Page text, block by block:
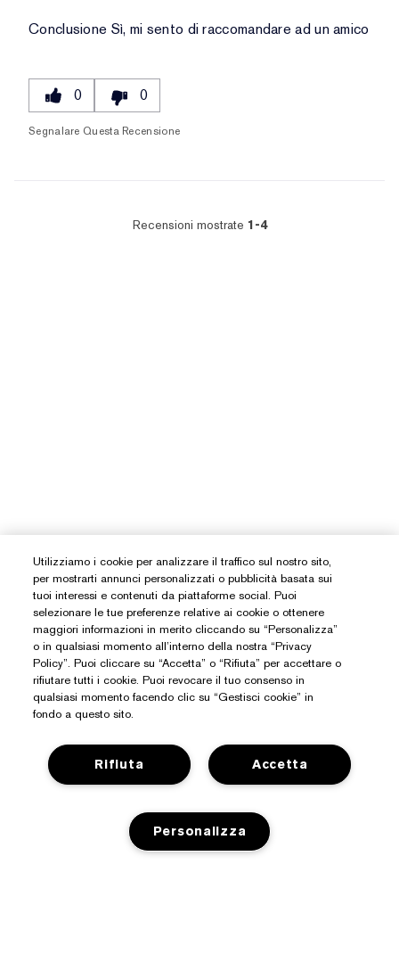
Conclusione Sì, mi sento di raccomandare ad un amico
0 0
Segnalare Questa Recensione
Recensioni mostrate 1-4
Hai Bisogno Di Aiuto?
Informazioni Su Estée Lauder
Utilizziamo i cookie per analizzare il traffico sul nostro sito,
per mostrarti annunci personalizzati o pubblicità basata sui
tuoi interessi e contenuti da piattaforme social. Puoi
selezionare le tue preferenze relative ai cookie o ottenere
maggiori informazioni in merito cliccando su “Personalizza”
o in qualsiasi momento all’interno della nostra “Privacy
Policy”. Puoi cliccare su “Accetta” o “Rifiuta” per accettare o
rifiutare tutti i cookie. Puoi revocare il tuo consenso in
qualsiasi momento facendo clic su “Gestisci cookie” in
fondo a questo sito.
Accetta
Rifiuta
Personalizza